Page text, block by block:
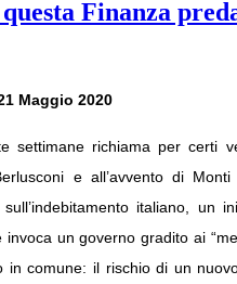
Finanza
Maggio 2020
settimane richiama per certi
e all’avvento di
sull’indebitamento italiano,
invoca un governo gradito ai
in comune: il rischio di un